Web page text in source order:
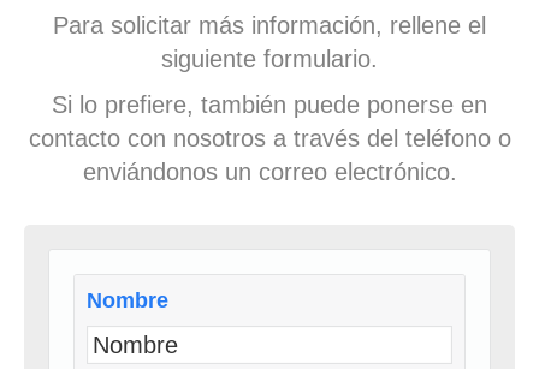
Para solicitar más información, rellene el
siguiente formulario.
Si lo prefiere, también puede ponerse en
contacto con nosotros a través del teléfono o
enviándonos un correo electrónico.
Nombre